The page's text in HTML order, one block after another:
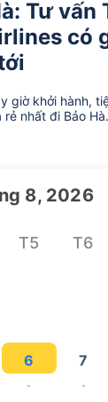
Tư vấn
có
giờ khởi hành,
nhất đi Bảo Hà.
8, 2026
T5 T6
6
-
7
-